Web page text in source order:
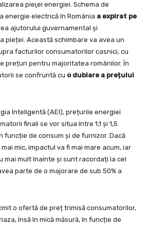
pieţei energiei. Schema de
energie electrică în România a expirat pe
ajutorului guvernamental și
pieței. Această schimbare va avea un
facturilor consumatorilor casnici, cu
prețuri pentru majoritatea românilor. În
se confruntă cu o dublare a prețului
Inteligentă (AEI), prețurile energiei
finali se vor situa între 1,1 și 1,5
funcție de consum și de furnizor. Dacă
mic, impactul va fi mai mare acum, iar
mai mult înainte și sunt racordați la cel
parte de o majorare de sub 50% a
o ofertă de preț trimisă consumatorilor,
însă în mică măsură, în funcție de